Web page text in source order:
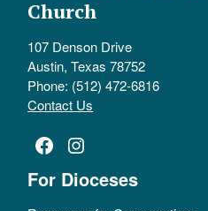
Church
107 Denson Drive
Austin, Texas 78752
Phone: (512) 472-6816
Contact Us
Facebook
Instagram
For Dioceses